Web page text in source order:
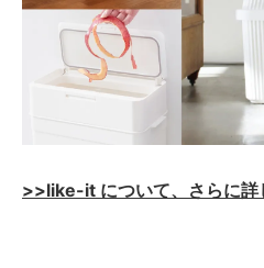
>>like-it について、さらに詳